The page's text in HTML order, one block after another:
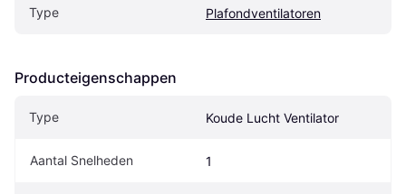
Type Plafondventilatoren
Producteigenschappen
Type Koude Lucht Ventilator
Aantal Snelheden 1